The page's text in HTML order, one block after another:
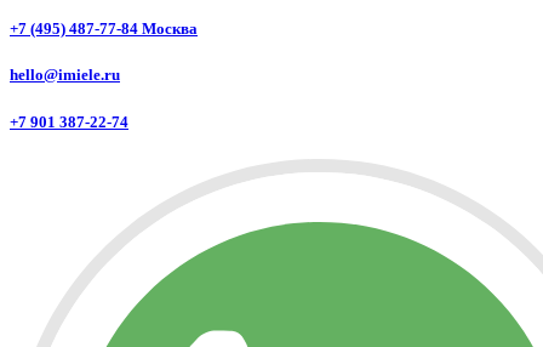
+7 (495) 487-77-84 Москва
hello@imiele.ru
+7 901 387-22-74